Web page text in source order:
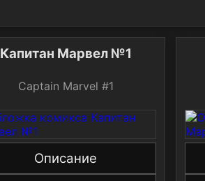
Капитан Марвел №1
Captain Marvel #1
Описание